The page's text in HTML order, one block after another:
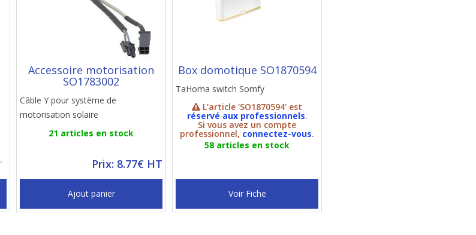
.
Accessoire motorisation
SO1783002
Câble Y pour système de
motorisation solaire
21 articles en stock
Prix: 8.77€ HT
Ajout panier
Box domotique SO1870594
TaHoma switch Somfy
L'article 'SO1870594' est
réservé aux professionnels.
Si vous avez un compte
professionnel, connectez-vous.
58 articles en stock
Voir Fiche